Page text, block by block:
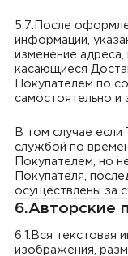
5.7.После
информации,
изменение
касающиеся
Покупателем по
самостоятельно и
В том случае
службой по
Покупателем, но
Покупателя,
осуществлены за
6.Авторские
6.1.Вся текстовая
изображения,